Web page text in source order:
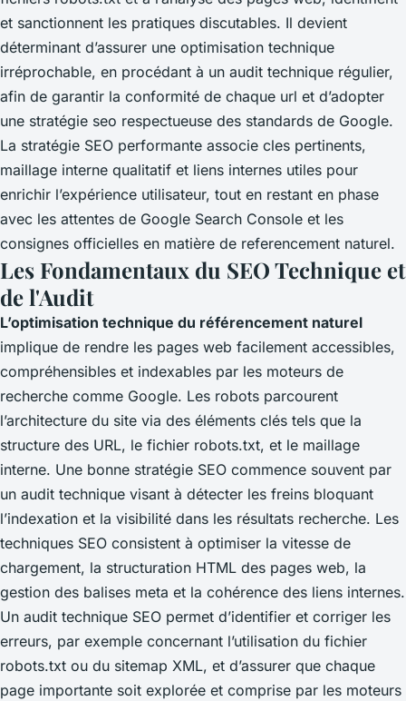
et sanctionnent les pratiques discutables. Il devient
déterminant d’assurer une optimisation technique
irréprochable, en procédant à un audit technique régulier,
afin de garantir la conformité de chaque url et d’adopter
une stratégie seo respectueuse des standards de Google.
La stratégie SEO performante associe cles pertinents,
maillage interne qualitatif et liens internes utiles pour
enrichir l’expérience utilisateur, tout en restant en phase
avec les attentes de Google Search Console et les
consignes officielles en matière de referencement naturel.
Les Fondamentaux du SEO Technique et
de l'Audit
L’optimisation technique du référencement naturel
implique de rendre les pages web facilement accessibles,
compréhensibles et indexables par les moteurs de
recherche comme Google. Les robots parcourent
l’architecture du site via des éléments clés tels que la
structure des URL, le fichier robots.txt, et le maillage
interne. Une bonne stratégie SEO commence souvent par
un audit technique visant à détecter les freins bloquant
l’indexation et la visibilité dans les résultats recherche. Les
techniques SEO consistent à optimiser la vitesse de
chargement, la structuration HTML des pages web, la
gestion des balises meta et la cohérence des liens internes.
Un audit technique SEO permet d’identifier et corriger les
erreurs, par exemple concernant l’utilisation du fichier
robots.txt ou du sitemap XML, et d’assurer que chaque
page importante soit explorée et comprise par les moteurs